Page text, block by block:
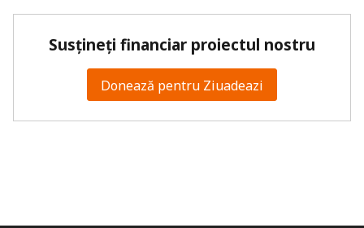
Susțineți financiar proiectul nostru
Donează pentru Ziuadeazi